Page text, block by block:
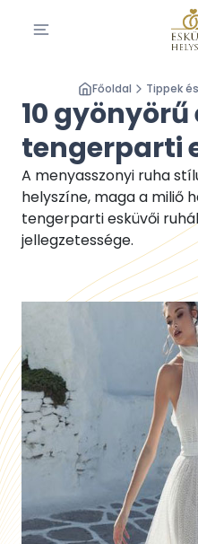
Főoldal Tippek
10
tengerparti
A menyasszonyi ruha
helyszíne, maga a miliő
tengerparti esküvői
jellegzetessége.